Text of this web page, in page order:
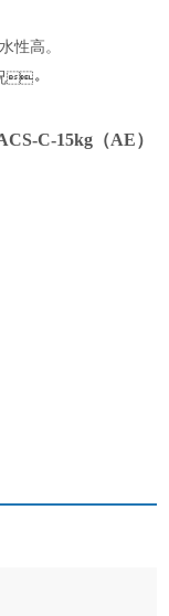
高。
。
C-15kg（AE）